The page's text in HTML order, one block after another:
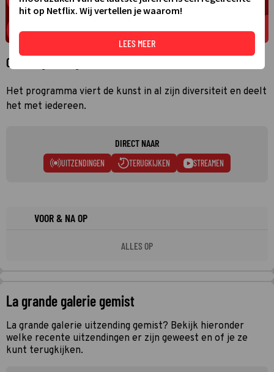
Over La grande galerie
Het programma viert de kunst in al zijn diversiteit en deelt
het met iedereen.
DIRECT NAAR
UITZENDINGEN TERUGKIJKEN STREAMEN
VOOR & NA OP
ALLES OP
La grande galerie gemist
La grande galerie uitzending gemist? Bekijk hieronder
welke recente uitzendingen er zijn geweest en of je ze
kunt terugkijken.
hit op Netflix. Wij vertellen je waarom!
LEES MEER